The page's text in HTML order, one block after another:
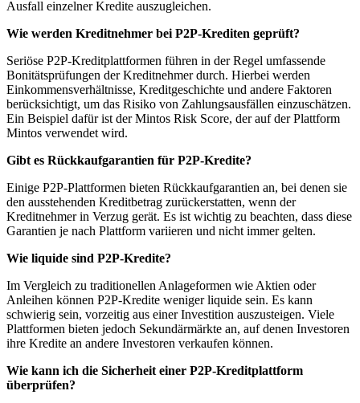
Ausfall einzelner Kredite auszugleichen.
Wie werden Kreditnehmer bei P2P-Krediten geprüft?
Seriöse P2P-Kreditplattformen führen in der Regel umfassende
Bonitätsprüfungen der Kreditnehmer durch. Hierbei werden
Einkommensverhältnisse, Kreditgeschichte und andere Faktoren
berücksichtigt, um das Risiko von Zahlungsausfällen einzuschätzen.
Ein Beispiel dafür ist der Mintos Risk Score, der auf der Plattform
Mintos verwendet wird.
Gibt es Rückkaufgarantien für P2P-Kredite?
Einige P2P-Plattformen bieten Rückkaufgarantien an, bei denen sie
den ausstehenden Kreditbetrag zurückerstatten, wenn der
Kreditnehmer in Verzug gerät. Es ist wichtig zu beachten, dass diese
Garantien je nach Plattform variieren und nicht immer gelten.
Wie liquide sind P2P-Kredite?
Im Vergleich zu traditionellen Anlageformen wie Aktien oder
Anleihen können P2P-Kredite weniger liquide sein. Es kann
schwierig sein, vorzeitig aus einer Investition auszusteigen. Viele
Plattformen bieten jedoch Sekundärmärkte an, auf denen Investoren
ihre Kredite an andere Investoren verkaufen können.
Wie kann ich die Sicherheit einer P2P-Kreditplattform
überprüfen?